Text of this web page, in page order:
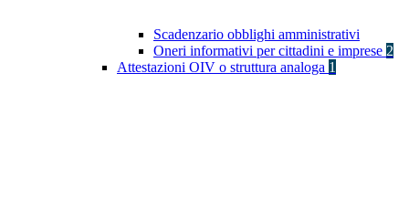
Scadenzario obblighi amministrativi
Oneri informativi per cittadini e imprese 2
Attestazioni OIV o struttura analoga 1